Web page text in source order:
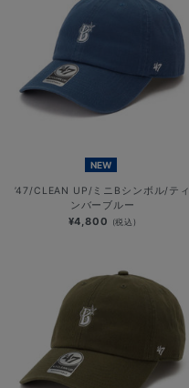
NEW
’47/CLEAN UP/ミニBシンボル/ティ
ンバーブルー
¥4,800 (税込)